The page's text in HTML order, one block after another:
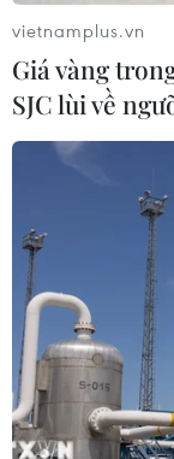
vietnamplus.vn
Giá vàng
SJC lùi về